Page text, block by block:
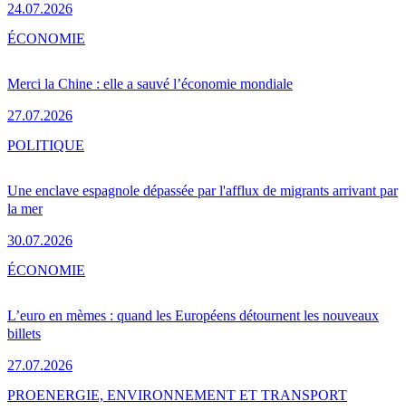
24.07.2026
Merci la Chine : elle a sauvé l’économie mondiale
27.07.2026
ÉCONOMIE
Une enclave espagnole dépassée par l'afflux de migrants arrivant par
la mer
30.07.2026
POLITIQUE
L’euro en mèmes : quand les Européens détournent les nouveaux
billets
27.07.2026
ÉCONOMIE
PROENERGIE, ENVIRONNEMENT ET TRANSPORT